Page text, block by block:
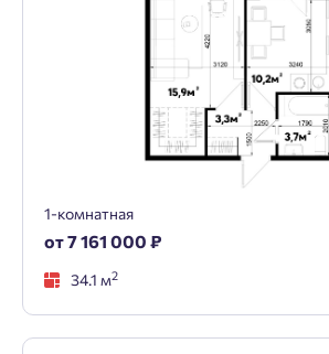
1-комнатная
от 7 161 000 ₽
34.1 м2